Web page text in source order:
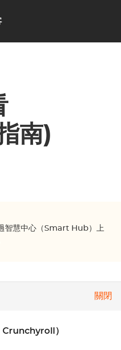
南)
智慧中心（Smart Hub）上
關閉
Crunchyroll）